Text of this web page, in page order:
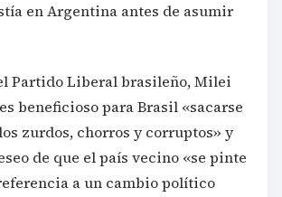
en Argentina antes de asumir
Partido Liberal brasileño, Milei
beneficioso para Brasil «sacarse
zurdos, chorros y corruptos» y
de que el país vecino «se pinte
a un cambio político